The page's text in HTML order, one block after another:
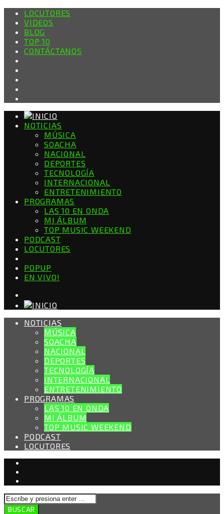
LOCUTORES
VIDEOS
BLOG
TOP 10
CONTÁCTANOS
NOTICIAS
MÚSICA
SOACHA
NACIONAL
DEPORTES
TECNOLOGÍA
INTERNACIONAL
ENTRETENIMIENTO
PROGRAMAS
LAS 10 EN ONDA
MI ÁLBUM
TOP MUSIC WEEKEND
PODCAST
LOCUTORES
POPUP
EN VIVO!
NOTICIAS
MÚSICA
SOACHA
NACIONAL
DEPORTES
TECNOLOGÍA
INTERNACIONAL
ENTRETENIMIENTO
PROGRAMAS
LAS 10 EN ONDA
MI ÁLBUM
TOP MUSIC WEEKEND
PODCAST
LOCUTORES